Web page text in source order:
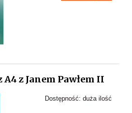
z Janem Pawłem II
Dostępność: duża ilość